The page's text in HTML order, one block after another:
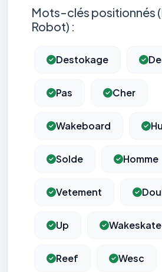
Mots-clés positionnés
Robot) :
Destokage
Pas Cher
Wakeboard
Solde Homme
Vetement
Up Wakeskate
Reef Wesc